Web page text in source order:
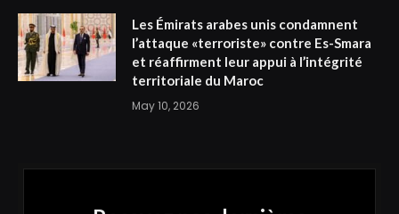
Les Émirats arabes unis condamnent
l’attaque «terroriste» contre Es-Smara
et réaffirment leur appui à l’intégrité
territoriale du Maroc
May 10, 2026